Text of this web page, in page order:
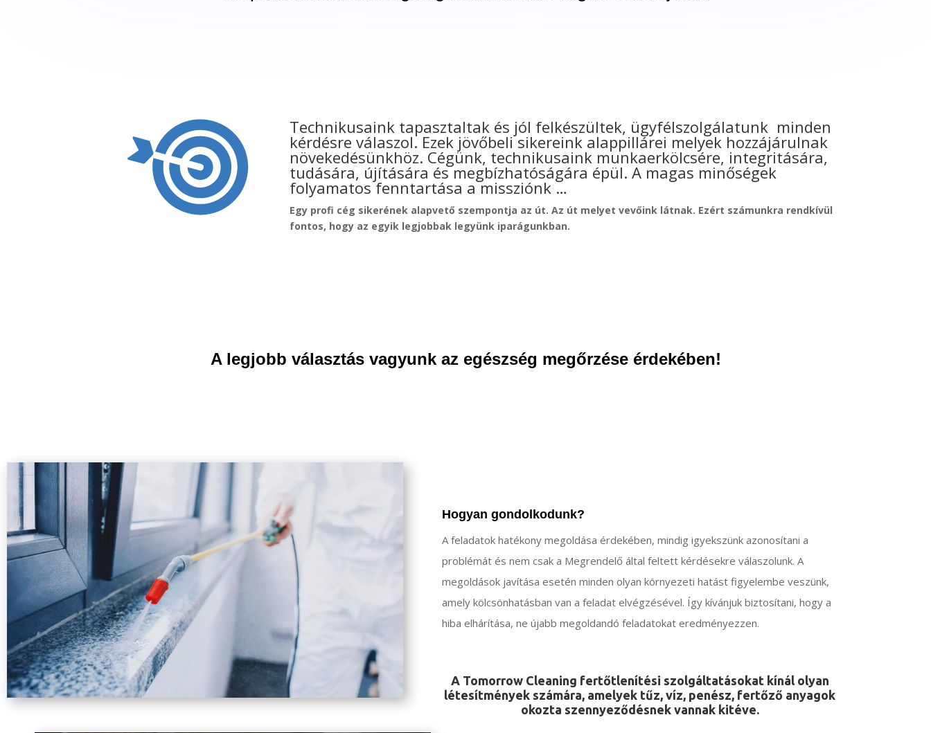
Technikusaink tapasztaltak és jól felkészültek, ügyfélszolgálatunk minden
kérdésre válaszol. Ezek jövőbeli sikereink alappillárei melyek hozzájárulnak
növekedésünkhöz. Cégünk, technikusaink munkaerkölcsére, integritására,
tudására, újítására és megbízhatóságára épül. A magas minőségek
folyamatos fenntartása a missziónk …
Egy profi cég sikerének alapvető szempontja az út. Az út melyet vevőink látnak. Ezért számunkra rendkívül
fontos, hogy az egyik legjobbak legyünk iparágunkban.
A legjobb választás vagyunk az egészség megőrzése érdekében!
Hogyan gondolkodunk?
A feladatok hatékony megoldása érdekében, mindig igyekszünk azonosítani a
problémát és nem csak a Megrendelő által feltett kérdésekre válaszolunk. A
megoldások javítása esetén minden olyan környezeti hatást figyelembe veszünk,
amely kölcsönhatásban van a feladat elvégzésével. Így kívánjuk biztosítani, hogy a
hiba elhárítása, ne újabb megoldandó feladatokat eredményezzen.
A Tomorrow Cleaning fertőtlenítési szolgáltatásokat kínál olyan
létesítmények számára, amelyek tűz, víz, penész, fertőző anyagok
okozta szennyeződésnek vannak kitéve.